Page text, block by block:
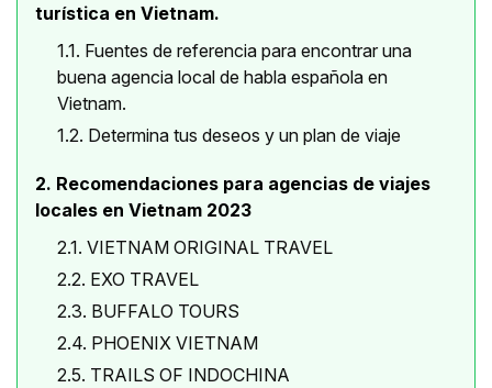
turística en Vietnam.
1.1. Fuentes de referencia para encontrar una
buena agencia local de habla española en
Vietnam.
1.2. Determina tus deseos y un plan de viaje
2. Recomendaciones para agencias de viajes
locales en Vietnam 2023
2.1. VIETNAM ORIGINAL TRAVEL
2.2. EXO TRAVEL
2.3. BUFFALO TOURS
2.4. PHOENIX VIETNAM
2.5. TRAILS OF INDOCHINA